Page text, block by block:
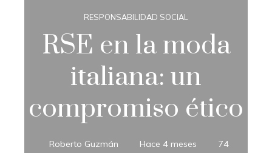
RESPONSABILIDAD SOCIAL
RSE en la moda
italiana: un
compromiso ético
Roberto Guzmán Hace 4 meses 74